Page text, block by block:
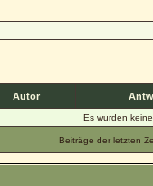
Autor
Es wurden
Beiträge der letzten